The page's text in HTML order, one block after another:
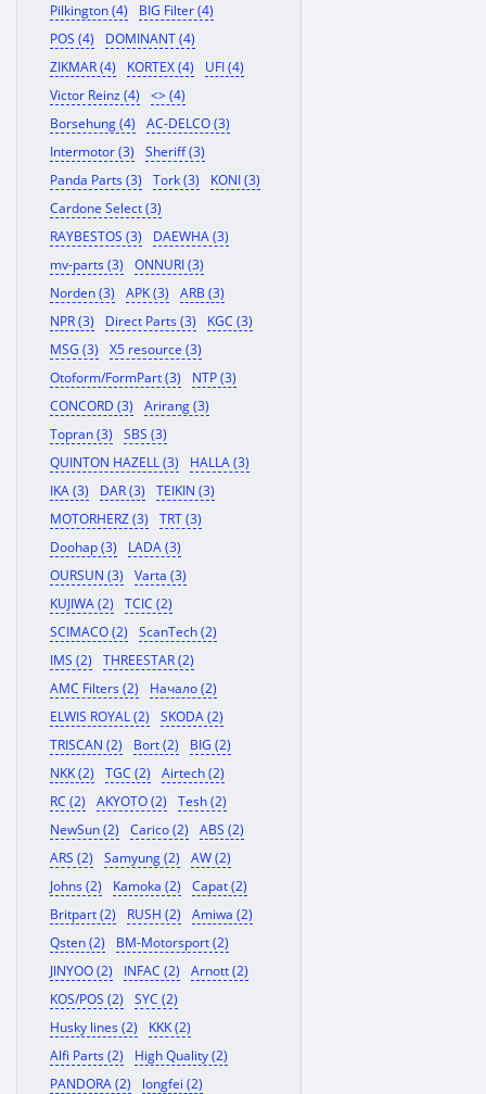
Pilkington (4)
BIG Filter (4)
POS (4)
DOMINANT (4)
ZIKMAR (4)
KORTEX (4)
UFI (4)
Victor Reinz (4)
<> (4)
Borsehung (4)
AC-DELCO (3)
Intermotor (3)
Sheriff (3)
Panda Parts (3)
Tork (3)
KONI (3)
Cardone Select (3)
RAYBESTOS (3)
DAEWHA (3)
mv-parts (3)
ONNURI (3)
Norden (3)
APK (3)
ARB (3)
NPR (3)
Direct Parts (3)
KGC (3)
MSG (3)
X5 resource (3)
Otoform/FormPart (3)
NTP (3)
CONCORD (3)
Arirang (3)
Topran (3)
SBS (3)
QUINTON HAZELL (3)
HALLA (3)
IKA (3)
DAR (3)
TEIKIN (3)
MOTORHERZ (3)
TRT (3)
Doohap (3)
LADA (3)
OURSUN (3)
Varta (3)
KUJIWA (2)
TCIC (2)
SCIMACO (2)
ScanTech (2)
IMS (2)
THREESTAR (2)
AMC Filters (2)
Начало (2)
ELWIS ROYAL (2)
SKODA (2)
TRISCAN (2)
Bort (2)
BIG (2)
NKK (2)
TGC (2)
Airtech (2)
RC (2)
AKYOTO (2)
Tesh (2)
NewSun (2)
Carico (2)
ABS (2)
ARS (2)
Samyung (2)
AW (2)
Johns (2)
Kamoka (2)
Capat (2)
Britpart (2)
RUSH (2)
Amiwa (2)
Qsten (2)
BM-Motorsport (2)
JINYOO (2)
INFAC (2)
Arnott (2)
KOS/POS (2)
SYC (2)
Husky lines (2)
KKK (2)
Alfi Parts (2)
High Quality (2)
PANDORA (2)
longfei (2)